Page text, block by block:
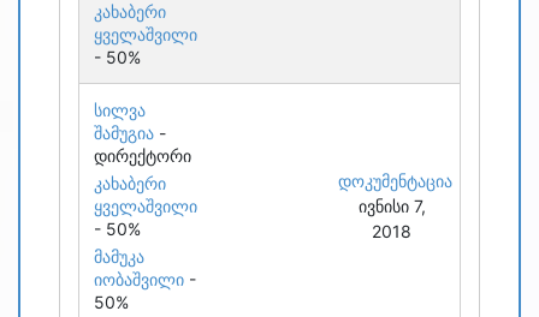
კახაბერი
ყველაშვილი
- 50%
სილვა
შამუგია -
დირექტორი
კახაბერი
ყველაშვილი
- 50%
მამუკა
იობაშვილი -
50%
დოკუმენტაცია
ივნისი 7,
2018